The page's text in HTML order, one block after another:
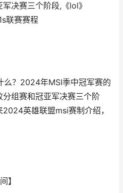
决赛三个阶段,《lol》
联赛赛程
？2024年MSI季中冠军赛的
组赛和冠亚军决赛三个阶
英雄联盟msi赛制介绍，
】